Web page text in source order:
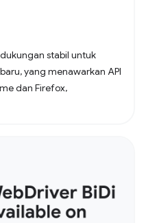
stabil untuk
yang menawarkan API
dan Firefox,